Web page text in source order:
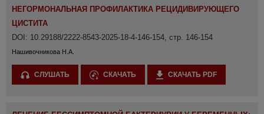
НЕГОРМОНАЛЬНАЯ ПРОФИЛАКТИКА РЕЦИДИВИРУЮЩЕГО
ЦИСТИТА
DOI: 10.29188/2222-8543-2025-18-4-146-154, стр. 146-154
Нашивочникова Н.А.
СЛУШАТЬ СКАЧАТЬ СКАЧАТЬ PDF